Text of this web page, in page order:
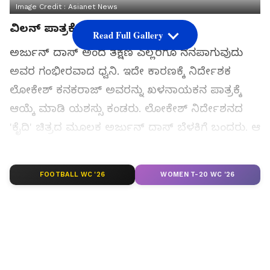
Image Credit :Asianet News
ವಿಲನ್‌ ಪಾತ್ರಕ್ಕೆ ಮೆಚ್ಚುಗೆ
ಅರ್ಜುನ್ ದಾಸ್ ಅಂದ ತಕ್ಷಣ ಎಲ್ಲರಿಗೂ ನೆನಪಾಗುವುದು
ಅವರ ಗಂಭೀರವಾದ ಧ್ವನಿ. ಇದೇ ಕಾರಣಕ್ಕೆ ನಿರ್ದೇಶಕ
ಲೋಕೇಶ್ ಕನಕರಾಜ್ ಅವರನ್ನು ಖಳನಾಯಕನ ಪಾತ್ರಕ್ಕೆ
ಆಯ್ಕೆ ಮಾಡಿ ಯಶಸ್ಸು ಕಂಡರು. ಲೋಕೇಶ್ ನಿರ್ದೇಶನದ
'ಕೈದಿ' ಚಿತ್ರದ ಮೂಲಕ ಅರ್ಜುನ್ ದಾಸ್ ಬೆಳಕಿಗೆ ಬಂದರು. ಆ
ವ್ಯಕ್ತವಾದ ಕಾರಣ, ತಮ್ಮ ಮುಂದಿನ 'ಮಾಸ್ಟರ್'
ಚಿತ್ರದಲ್ಲಿಯೂ ವಿಜಯ್ ಎದುರು ವಿಲನ್ ಆಗಿ ನಟಿಸುವ
Read Full Gallery
FOOTBALL WC '26 WOMEN T-20 WC '26